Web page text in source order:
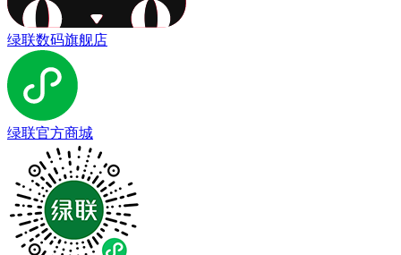
绿联数码旗舰店
绿联官方商城